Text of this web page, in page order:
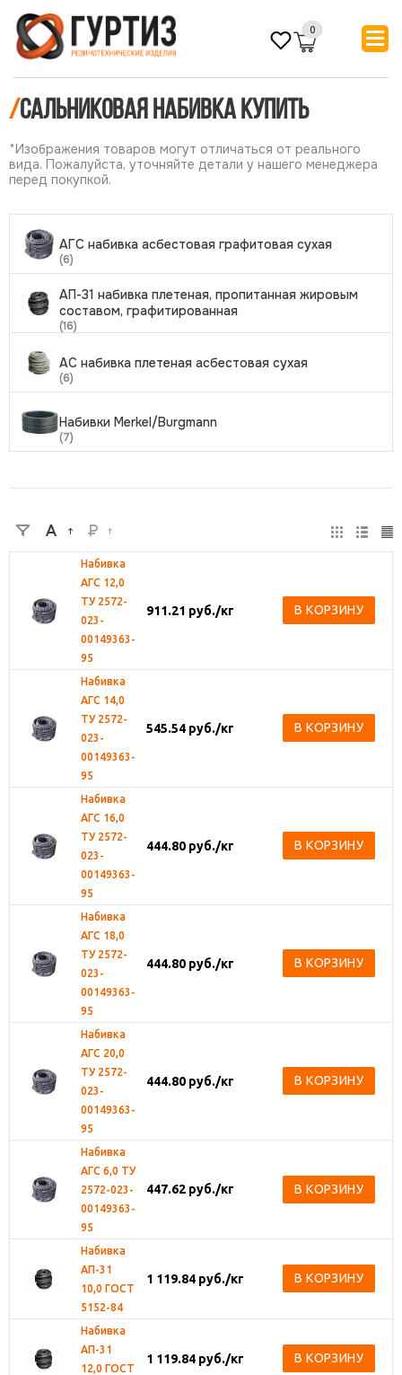
0
/Сальниковая набивка купить
*Изображения товаров могут отличаться от реального
вида. Пожалуйста, уточняйте детали у нашего менеджера
перед покупкой.
АГС набивка асбестовая графитовая сухая
(6)
АП-31 набивка плетеная, пропитанная жировым
составом, графитированная
(16)
АС набивка плетеная асбестовая сухая
(6)
Набивки Merkel/Burgmann
(7)
Набивка
АГС 12,0
ТУ 2572-
023-
00149363-
95
911.21 руб./кг В КОРЗИНУ
Набивка
АГС 14,0
ТУ 2572-
023-
00149363-
95
545.54 руб./кг В КОРЗИНУ
Набивка
АГС 16,0
ТУ 2572-
023-
00149363-
95
444.80 руб./кг В КОРЗИНУ
Набивка
АГС 18,0
ТУ 2572-
023-
00149363-
95
444.80 руб./кг В КОРЗИНУ
Набивка
АГС 20,0
ТУ 2572-
023-
00149363-
95
444.80 руб./кг В КОРЗИНУ
Набивка
АГС 6,0 ТУ
2572-023-
00149363-
95
447.62 руб./кг В КОРЗИНУ
Набивка
АП-31
10,0 ГОСТ
5152-84
1 119.84 руб./кг В КОРЗИНУ
Набивка
АП-31
12,0 ГОСТ
1 119.84 руб./кг В КОРЗИНУ